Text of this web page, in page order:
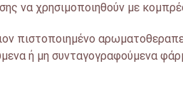
να χρησιμοποιηθούν με
πιστοποιημένο
ή μη συνταγογραφούμενα